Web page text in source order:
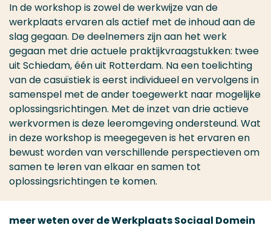
In de workshop is zowel de werkwijze van de
werkplaats ervaren als actief met de inhoud aan de
slag gegaan. De deelnemers zijn aan het werk
gegaan met drie actuele praktijkvraagstukken: twee
uit Schiedam, één uit Rotterdam. Na een toelichting
van de casuïstiek is eerst individueel en vervolgens in
samenspel met de ander toegewerkt naar mogelijke
oplossingsrichtingen. Met de inzet van drie actieve
werkvormen is deze leeromgeving ondersteund. Wat
in deze workshop is meegegeven is het ervaren en
bewust worden van verschillende perspectieven om
samen te leren van elkaar en samen tot
oplossingsrichtingen te komen.
meer weten over de Werkplaats Sociaal Domein